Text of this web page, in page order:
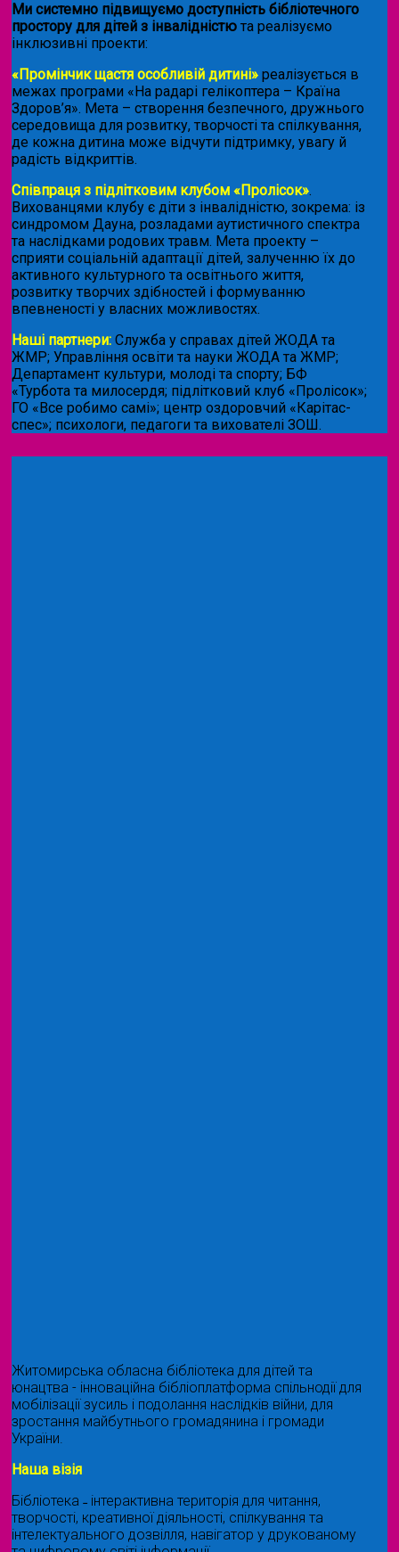
Ми системно підвищуємо доступність бібліотечного
простору для дітей з інвалідністю та реалізуємо
інклюзивні проекти:
«Промінчик щастя особливій дитині» реалізується в
межах програми «На радарі гелікоптера – Країна
Здоров’я». Мета – створення безпечного, дружнього
середовища для розвитку, творчості та спілкування,
де кожна дитина може відчути підтримку, увагу й
радість відкриттів.
Співпраця з підлітковим клубом «Пролісок».
Вихованцями клубу є діти з інвалідністю, зокрема: із
синдромом Дауна, розладами аутистичного спектра
та наслідками родових травм. Мета проекту –
сприяти соціальній адаптації дітей, залученню їх до
активного культурного та освітнього життя,
розвитку творчих здібностей і формуванню
впевненості у власних можливостях.
Наші партнери: Служба у справах дітей ЖОДА та
ЖМР; Управління освіти та науки ЖОДА та ЖМР;
Департамент культури, молоді та спорту; БФ
«Турбота та милосердя; підлітковий клуб «Пролісок»;
ГО «Все робимо самі»; центр оздоровчий «Карітас-
спес»; психологи, педагоги та вихователі ЗОШ.
Житомирська обласна бібліотека для дітей та
юнацтва - інноваційна бібліоплатформа спільнодії для
мобілізації зусиль і подолання наслідків війни, для
зростання майбутнього громадянина і громади
України.
Наша візія
Бібліотека ˗ інтерактивна територія для читання,
творчості, креативної діяльності, спілкування та
інтелектуального дозвілля, навігатор у друкованому